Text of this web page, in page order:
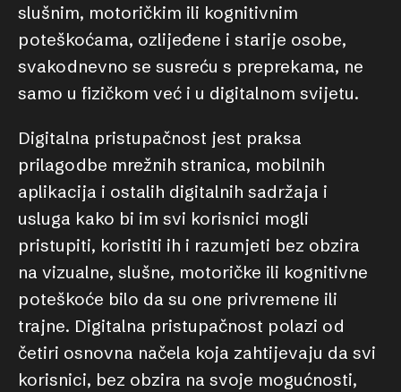
slušnim, motoričkim ili kognitivnim
poteškoćama, ozlijeđene i starije osobe,
svakodnevno se susreću s preprekama, ne
samo u fizičkom već i u digitalnom svijetu.
Digitalna pristupačnost jest praksa
prilagodbe mrežnih stranica, mobilnih
aplikacija i ostalih digitalnih sadržaja i
usluga kako bi im svi korisnici mogli
pristupiti, koristiti ih i razumjeti bez obzira
na vizualne, slušne, motoričke ili kognitivne
poteškoće bilo da su one privremene ili
trajne. Digitalna pristupačnost polazi od
četiri osnovna načela koja zahtijevaju da svi
korisnici, bez obzira na svoje mogućnosti,